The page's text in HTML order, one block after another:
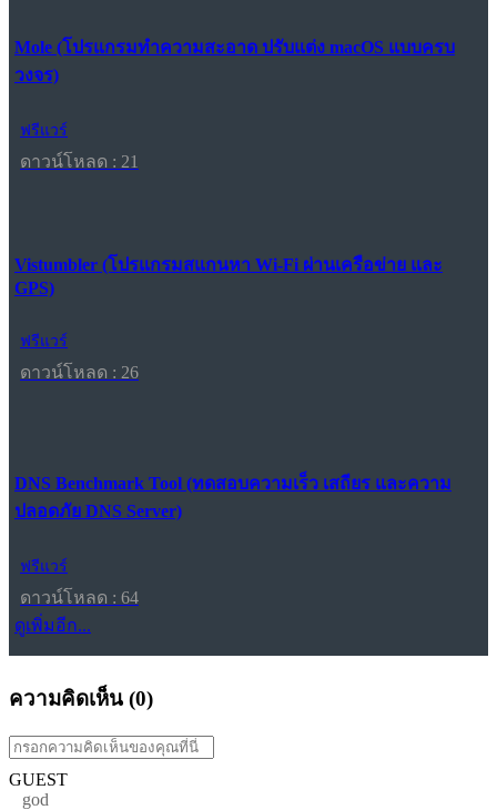
Mole (โปรแกรมทำความสะอาด ปรับแต่ง macOS แบบครบ
วงจร)
ฟรีแวร์
ดาวน์โหลด : 21
Vistumbler (โปรแกรมสแกนหา Wi-Fi ผ่านเครือข่าย และ
GPS)
ฟรีแวร์
ดาวน์โหลด : 26
DNS Benchmark Tool (ทดสอบความเร็ว เสถียร และความ
ปลอดภัย DNS Server)
ฟรีแวร์
ดาวน์โหลด : 64
ดูเพิ่มอีก...
ความคิดเห็น (0)
GUEST
god